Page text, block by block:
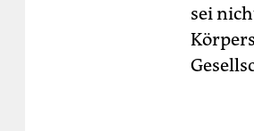
sei